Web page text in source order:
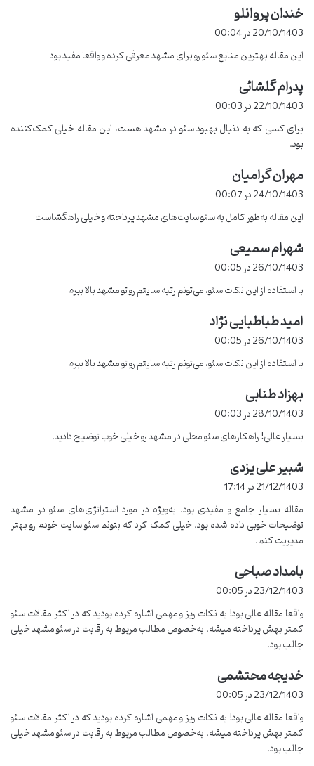
Google Keyword
Planner
Ahrefs
بهینه سازی داخلی سایت(On-Page SEO)
در این مرحله به بهبود ساختار و محتوای صفحات سایت می پردازیم. مثال
هایی از کارهایی که انجام می شود :
عنوان های جذاب : استفاده از کلمات کلیدی در عنوان صفحات.
متا توضیحات :
توضیح مختصر ولی گیرا برای هر صفحه.
بهینه سازی تصاویر :
جایگزین (alt).
تولید محتوای ارزشمند
تولید محتوا باید براساس نیازهای مخاطبان باشد. محتوای باکیفیت باعث
می شود بازدیدکنندگان سایت بیشتر درگیر شوند و زمان بیشتری بمانند.
بهینه سازی فنی سایت
کارهای فنی شامل :
افزایش سرعت بارگذاری سایت.
استفاده از ساختار URL مناسب.
افزودننقشه سایت
خدمات سئو در مشهد چه تفاوتی دارد؟
کسب وکارهای آنلاین است.
بازار محلی و نیازهای کسب وکارها خدمات هدفمندتری ارائه می دهند.
مزایای همکاری با آژانس دیجیتال
مارکتینگ تکان در مشهد
اگر به دنبال خدمات حرفه‌ای
محلی مانند آژانس دیجیتال مارکتینگ تکانمی‌تواند برای شما مزایای
بی‌نظیری به همراه داشته باشد. در ادامه، دلایل انتخاب تکان و مزایای
همکاری با این آژانس بررسی شده است:
خندان پروانلوف
:
20/10/1403 در 00:04
این مقاله بهترین منابع سئو رو برای مشهد معرفی کرده و واقعا مفید بود
پدرام گلشائیف
:
22/10/1403 در 00:03
برای کسی که به دنبال بهبود سئو در مشهد هست، این مقاله خیلی کمک‌کننده
بود.
مهران گرامیانف
:
24/10/1403 در 00:07
این مقاله به‌طور کامل به سئو سایت‌های مشهد پرداخته و خیلی راهگشاست
شهرام سمیعیف
:
26/10/1403 در 00:05
با استفاده از این نکات سئو، می‌تونم رتبه سایتم رو تو مشهد بالا ببرم
امید طباطبایی نژاد
:
26/10/1403 در 00:05
با استفاده از این نکات سئو، می‌تونم رتبه سایتم رو تو مشهد بالا ببرم
بهزاد طنابی
ت
:
28/10/1403 در 00:03
بسیار عالی! راهکارهای سئو محلی در مشهد رو خیلی خوب توضیح دادید.
شبیر علی یزدیف
:
21/12/1403 در 17:14
مقاله بسیار جامع و مفیدی بود. به‌ویژه در مورد استراتژی‌های سئو در مشهد
توضیحات خوبی داده شده بود. خیلی کمک کرد که بتونم سئو سایت خودم رو بهتر
مدیریت کنم.
بامداد صباحیف
:
23/12/1403 در 00:05
واقعا مقاله عالی بود! به نکات ریز و مهمی اشاره کرده بودید که در اکثر مقالات سئو
کمتر بهش پرداخته میشه. به‌خصوص مطالب مربوط به رقابت در سئو مشهد خیلی
جالب بود.
خدیجه محتشمیف
:
23/12/1403 در 00:05
واقعا مقاله عالی بود! به نکات ریز و مهمی اشاره کرده بودید که در اکثر مقالات سئو
کمتر بهش پرداخته میشه. به‌خصوص مطالب مربوط به رقابت در سئو مشهد خیلی
جالب بود.